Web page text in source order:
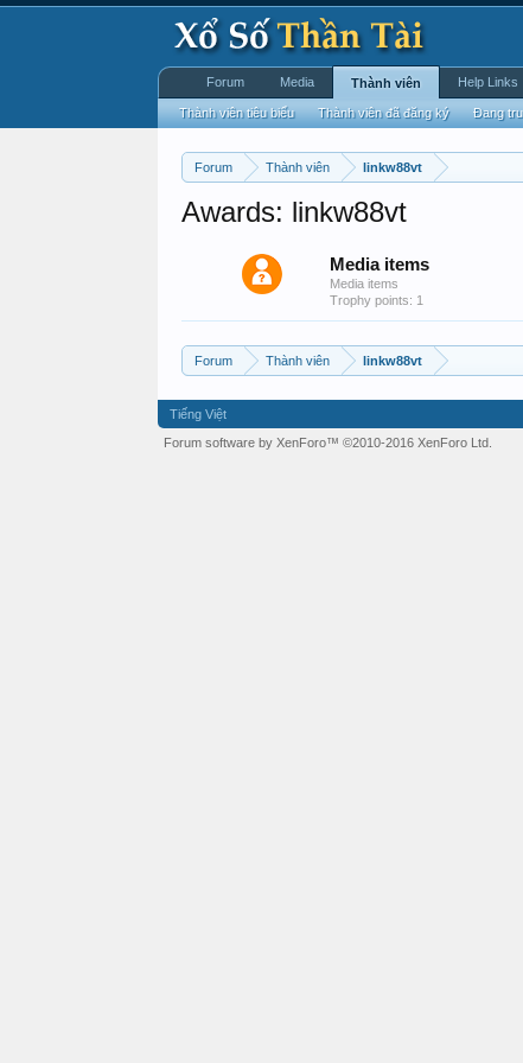
Forum Thành viên linkw88vt
Awards: linkw88vt
Media items
Media items
Trophy points: 1
Forum Thành viên linkw88vt
Forum Media Thành viên
Thành viên tiêu biểu Thành viên đã đăng ký Đang
Help Links
Tiếng Việt
Forum software by XenForo™ ©2010-2016 XenForo Ltd.